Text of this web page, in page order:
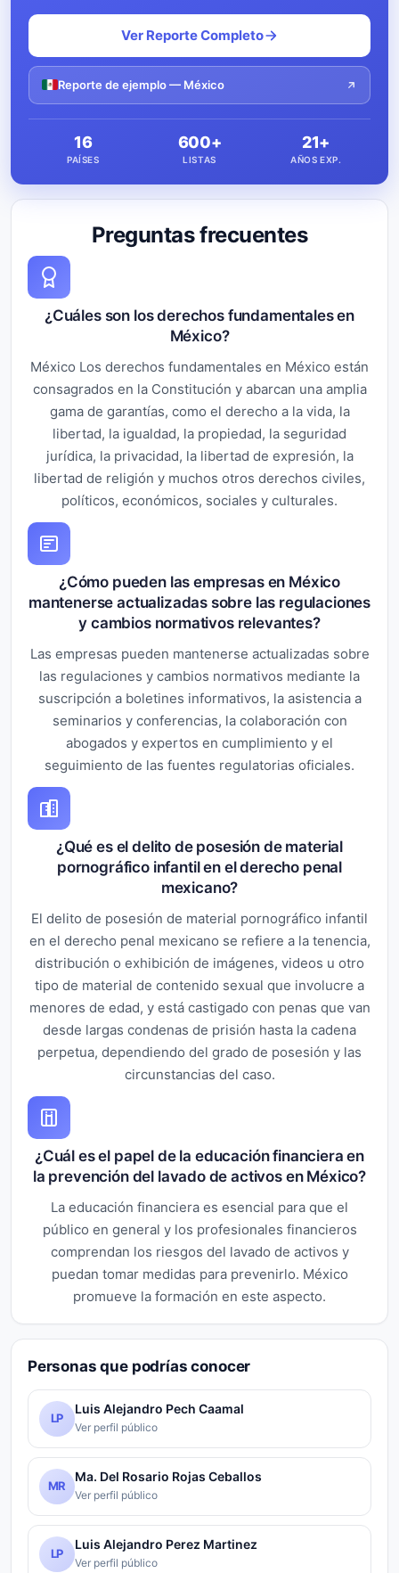
Preguntas frecuentes
¿Cuáles son los derechos fundamentales en
México?
México Los derechos fundamentales en México están
consagrados en la Constitución y abarcan una amplia
gama de garantías, como el derecho a la vida, la
libertad, la igualdad, la propiedad, la seguridad
jurídica, la privacidad, la libertad de expresión, la
libertad de religión y muchos otros derechos civiles,
políticos, económicos, sociales y culturales.
¿Cómo pueden las empresas en México
mantenerse actualizadas sobre las regulaciones
y cambios normativos relevantes?
Las empresas pueden mantenerse actualizadas sobre
las regulaciones y cambios normativos mediante la
suscripción a boletines informativos, la asistencia a
seminarios y conferencias, la colaboración con
abogados y expertos en cumplimiento y el
seguimiento de las fuentes regulatorias oficiales.
¿Qué es el delito de posesión de material
pornográfico infantil en el derecho penal
mexicano?
El delito de posesión de material pornográfico infantil
en el derecho penal mexicano se refiere a la tenencia,
distribución o exhibición de imágenes, videos u otro
tipo de material de contenido sexual que involucre a
menores de edad, y está castigado con penas que van
desde largas condenas de prisión hasta la cadena
perpetua, dependiendo del grado de posesión y las
circunstancias del caso.
¿Cuál es el papel de la educación financiera en
la prevención del lavado de activos en México?
La educación financiera es esencial para que el
público en general y los profesionales financieros
comprendan los riesgos del lavado de activos y
puedan tomar medidas para prevenirlo. México
promueve la formación en este aspecto.
Personas que podrías conocer
LP
Luis Alejandro Pech Caamal
Ver perfil público
MR
Ma. Del Rosario Rojas Ceballos
Ver perfil público
LP
Luis Alejandro Perez Martinez
Ver perfil público
Ver Reporte Completo
Reporte de ejemplo — México
16
PAÍSES
600+
LISTAS
21+
AÑOS EXP.